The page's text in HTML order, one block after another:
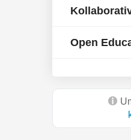
Open